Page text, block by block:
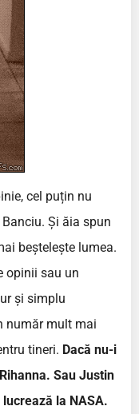
cel puțin nu
Și ăia spun
beștelește lumea.
opinii sau un
și simplu
număr mult mai
tineri. Dacă nu-i
Sau Justin
la NASA.